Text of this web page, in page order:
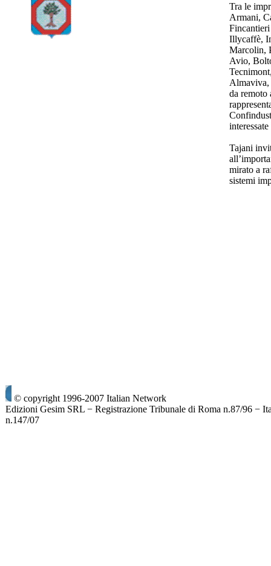
Tra le
Armani,
Illycaffè,
Marcolin,
Avio,
Almaviva,
da remoto
Tajani
mirato a
sistemi
© copyright 1996-2007 Italian Network
Edizioni Gesim SRL − Registrazione Tribunale di Roma n.87/96 −
n.147/07